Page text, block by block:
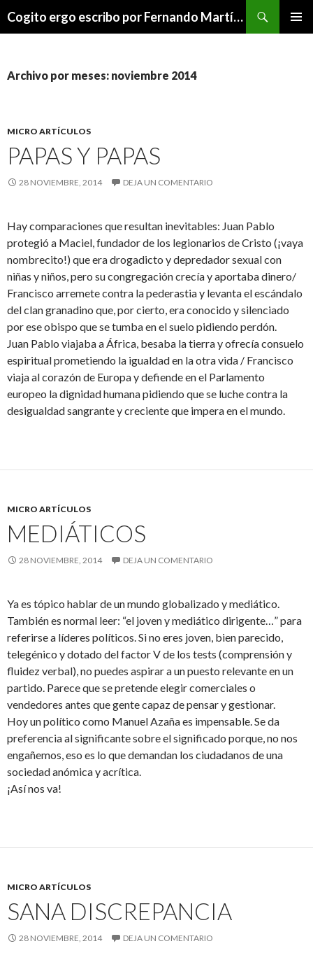
Cogito ergo escribo por Fernando Martínez Serrano
Archivo por meses: noviembre 2014
MICRO ARTÍCULOS
PAPAS Y PAPAS
28 NOVIEMBRE, 2014 DEJA UN COMENTARIO
Hay comparaciones que resultan inevitables: Juan Pablo
protegió a Maciel, fundador de los legionarios de Cristo (¡vaya
nombrecito!) que era drogadicto y depredador sexual con
niñas y niños, pero su congregación crecía y aportaba dinero/
Francisco arremete contra la pederastia y levanta el escándalo
del clan granadino que, por cierto, era conocido y silenciado
por ese obispo que se tumba en el suelo pidiendo perdón.
Juan Pablo viajaba a África, besaba la tierra y ofrecía consuelo
espiritual prometiendo la igualdad en la otra vida / Francisco
viaja al corazón de Europa y defiende en el Parlamento
europeo la dignidad humana pidiendo que se luche contra la
desigualdad sangrante y creciente que impera en el mundo.
MICRO ARTÍCULOS
MEDIÁTICOS
28 NOVIEMBRE, 2014 DEJA UN COMENTARIO
Ya es tópico hablar de un mundo globalizado y mediático.
También es normal leer: “el joven y mediático dirigente…” para
referirse a líderes políticos. Si no eres joven, bien parecido,
telegénico y dotado del factor V de los tests (comprensión y
fluidez verbal), no puedes aspirar a un puesto relevante en un
partido. Parece que se pretende elegir comerciales o
vendedores antes que gente capaz de pensar y gestionar.
Hoy un político como Manuel Azaña es impensable. Se da
preferencia al significante sobre el significado porque, no nos
engañemos, eso es lo que demandan los ciudadanos de una
sociedad anómica y acrítica.
¡Así nos va!
MICRO ARTÍCULOS
SANA DISCREPANCIA
28 NOVIEMBRE, 2014 DEJA UN COMENTARIO